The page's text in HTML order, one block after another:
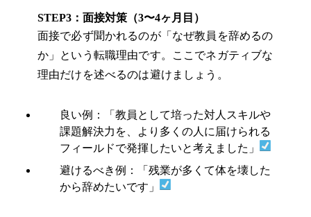
STEP3：面接対策（3〜4ヶ月目）
面接で必ず聞かれるのが「なぜ教員を辞めるの
か」という転職理由です。ここでネガティブな
理由だけを述べるのは避けましょう。
良い例：「教員として培った対人スキルや
課題解決力を、より多くの人に届けられる
フィールドで発揮したいと考えました」
避けるべき例：「残業が多くて体を壊した
から辞めたいです」